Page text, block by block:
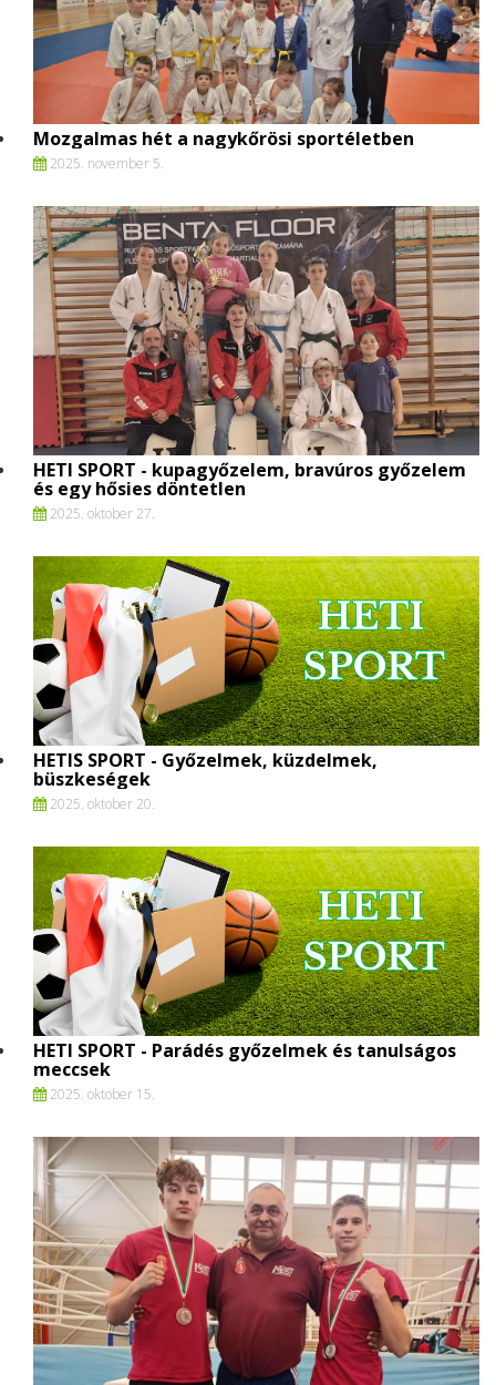
Mozgalmas hét a nagykőrösi sportéletben
2025. november 5.
HETI SPORT - kupagyőzelem, bravúros győzelem
és egy hősies döntetlen
2025. oktober 27.
HETIS SPORT - Győzelmek, küzdelmek,
büszkeségek
2025. oktober 20.
HETI SPORT - Parádés győzelmek és tanulságos
meccsek
2025. oktober 15.